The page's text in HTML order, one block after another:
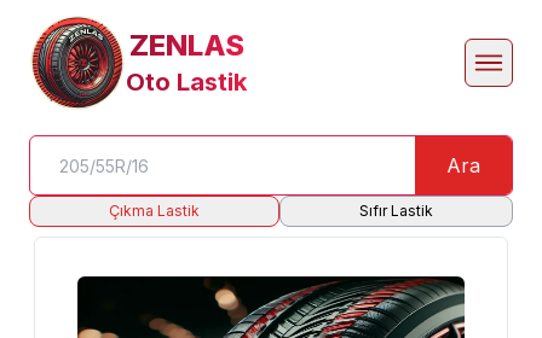
ZENLAS
Oto Lastik
Ara
Çıkma Lastik Sıfır Lastik